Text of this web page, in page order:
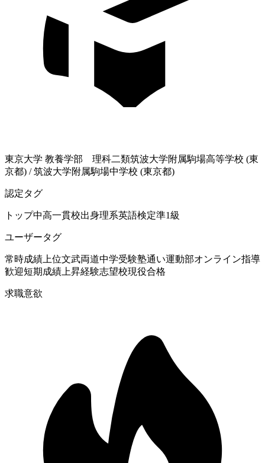
東京大学 教養学部 理科二類筑波大学附属駒場高等学校 (東
京都) /筑波大学附属駒場中学校 (東京都)
認定タグ
トップ中高一貫校出身理系英語検定準1級
ユーザータグ
常時成績上位文武両道中学受験塾通い運動部オンライン指導
歓迎短期成績上昇経験志望校現役合格
求職意欲